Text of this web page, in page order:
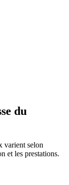
du
varient selon
et les prestations.